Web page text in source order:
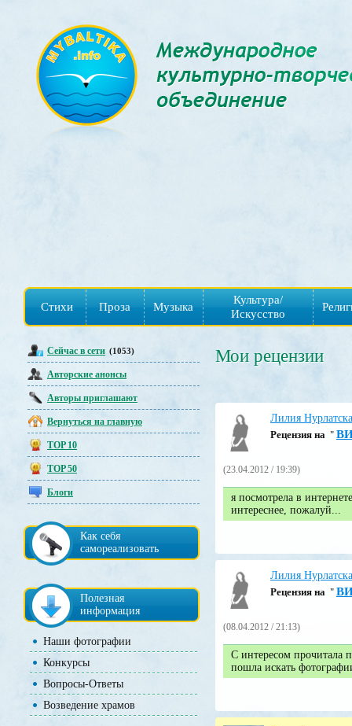
Стихи Проза Музыка
Культура/
Искусство
Сейчас в сети (1053)
Авторские анонсы
Авторы приглашают
Вернуться на главную
TOP 10
TOP 50
Блоги
Как себя
самореализовать
Полезная
информация
Наши фотографии
Конкурсы
Вопросы-Ответы
Возведение храмов
Мои рецензии
Лилия
Pецензия на "
(23.04.2012 / 19:39)
я посмотрела в
интереснее, пожалуй...
Лилия
Pецензия на "
(08.04.2012 / 21:13)
C интересом прочитала
пошла искать